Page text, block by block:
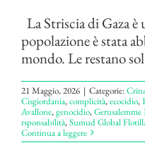
La Striscia di Gaza è
popolazione è stata
mondo. Le restano
21 Maggio, 2026 | Categorie:
Cisgiordania,complicità,ecocidio,
Avallone,genocidio,Gerusalemme
rsponsabilità,Sumud Global
Continua a leggere